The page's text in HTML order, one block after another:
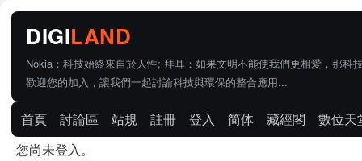
Nokia：科技始終來自於人性; 拜耳：如果文明不能使我們更相愛，那科
歡迎您的加入，讓我們一起討論科技與環保的整合應用...
首頁 討論區 站規 註冊 登入 简体 藏經閣
數位天
您尚未登入。